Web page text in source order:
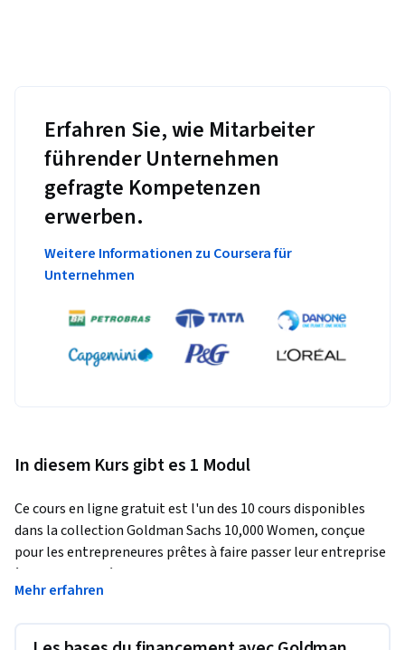
Erfahren Sie, wie Mitarbeiter
führender Unternehmen
gefragte Kompetenzen
erwerben.
Weitere Informationen zu Coursera für
Unternehmen
In diesem Kurs gibt es 1 Modul
Ce cours en ligne gratuit est l'un des 10 cours disponibles
dans la collection Goldman Sachs 10,000 Women, conçue
pour les entrepreneures prêtes à faire passer leur entreprise
à la vitesse supérieure.
types de financement. Vous apprendrez comment le
Mehr erfahren